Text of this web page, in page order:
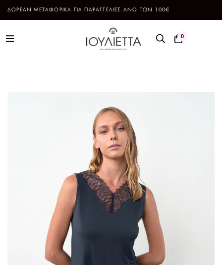
ΔΩΡΕΑΝ ΜΕΤΑΦΟΡΙΚΑ ΓΙΑ ΠΑΡΑΓΓΕΛΙΕΣ ΑΝΩ ΤΩΝ 100€
0